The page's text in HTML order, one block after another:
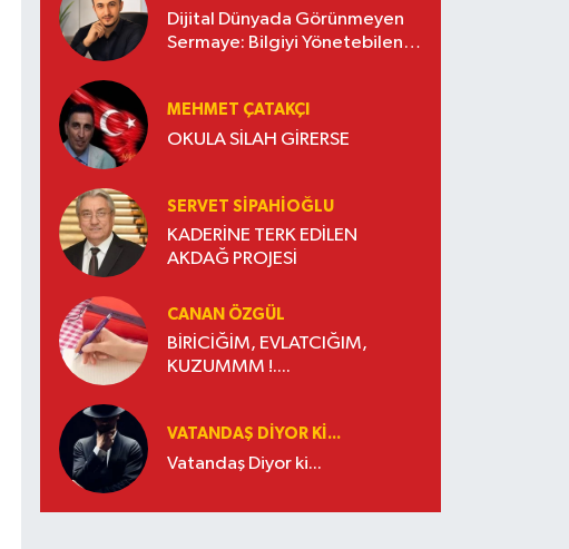
Dijital Dünyada Görünmeyen
Sermaye: Bilgiyi Yönetebilen
MEHMET ÇATAKÇI
OKULA SİLAH GİRERSE
SERVET SİPAHİOĞLU
KADERİNE TERK EDİLEN
AKDAĞ PROJESİ
CANAN ÖZGÜL
BİRİCİĞİM, EVLATCIĞIM,
KUZUMMM !....
VATANDAŞ DIYOR KI...
Vatandaş Diyor ki...